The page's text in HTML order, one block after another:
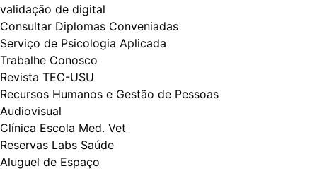
validação de digital
Consultar Diplomas Conveniadas
Serviço de Psicologia Aplicada
Trabalhe Conosco
Revista TEC-USU
Recursos Humanos e Gestão de Pessoas
Audiovisual
Clínica Escola Med. Vet
Reservas Labs Saúde
Aluguel de Espaço